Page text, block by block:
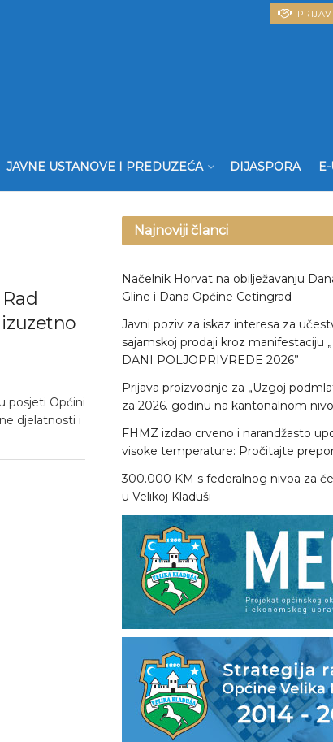
JAVNE USTANOVE I PREDUZEĆA DIJASPORA
posjeti Općini
djelatnosti i
Najnoviji članci
Načelnik Horvat na obilježavanju
Gline i Dana Općine Cetingrad
Javni poziv za iskaz interesa za
sajamskoj prodaji kroz manifestaciju
DANI POLJOPRIVREDE 2026”
Prijava proizvodnje za „Uzgoj
za 2026. godinu na kantonalnom
FHMZ izdao crveno i narandžasto
visoke temperature: Pročitajte
300.000 KM s federalnog nivoa za
u Velikoj Kladuši